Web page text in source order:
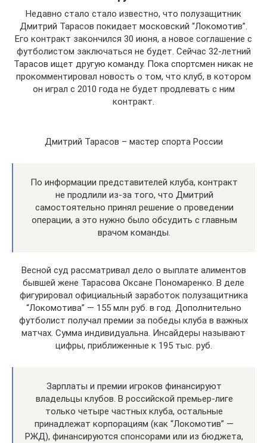
Недавно стало стало известно, что полузащитник
Дмитрий Тарасов покидает московский “Локомотив”.
Его контракт закончился 30 июня, а новое соглашение с
футболистом заключаться не будет. Сейчас 32-летний
Тарасов ищет другую команду. Пока спортсмен никак не
прокомментировал новость о том, что клуб, в котором
он играл с 2010 года не будет продлевать с ним
контракт.
Дмитрий Тарасов – мастер спорта России
По информации представителей клуба, контракт
не продлили из-за того, что Дмитрий
самостоятельно принял решение о проведении
операции, а это нужно было обсудить с главным
врачом команды.
Весной суд рассматривал дело о выплате алиментов
бывшей жене Тарасова Оксане Пономаренко. В деле
фигурировал официальный заработок полузащитника
“Локомотива” — 155 млн руб. в год. Дополнительно
футболист получал премии за победы клуба в важных
матчах. Сумма индивидуальна. Инсайдеры называют
цифры, приближенные к 195 тыс. руб.
Зарплаты и премии игроков финансируют
владельцы клубов. В российской премьер-лиге
только четыре частных клуба, остальные
принадлежат корпорациям (как “Локомотив” —
РЖД), финансируются спонсорами или из бюджета,